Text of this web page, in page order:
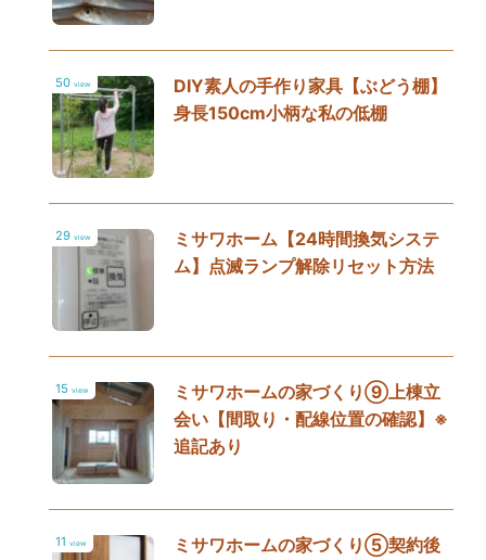
50 view
DIY素人の手作り家具【ぶどう棚】
身長150cm小柄な私の低棚
29 view
ミサワホーム【24時間換気システ
ム】点滅ランプ解除リセット方法
15 view
ミサワホームの家づくり⑨上棟立
会い【間取り・配線位置の確認】※
追記あり
11 view
ミサワホームの家づくり⑤契約後